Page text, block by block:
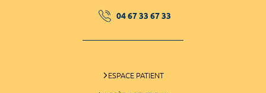
04 67 33 67 33
ESPACE PATIENT